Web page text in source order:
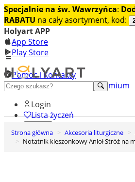
Specjalnie na św. Wawrzyńca:
RABATU na cały asortyment, kod:
Holyart APP
App Store
Play Store
Pomoc i Kontakty
+48 222 922 860
Odkryj premium
Login
Lista życzeń
0
Koszyk
Strona główna Akcesoria liturgiczne
Notatnik kieszonkowy Anioł Stróż na